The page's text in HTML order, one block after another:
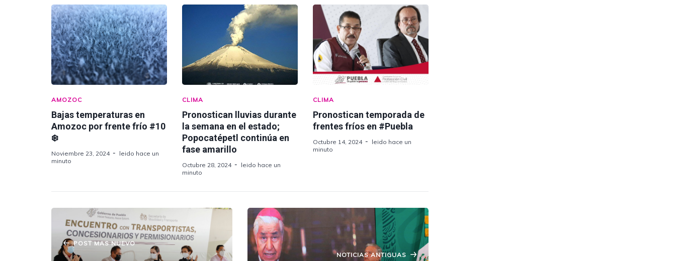
AMOZOC
Bajas temperaturas en
Amozoc por frente frío #10
❄️
Noviembre 23, 2024
leido hace un
minuto
CLIMA
Pronostican lluvias durante
la semana en el estado;
Popocatépetl continúa en
fase amarillo
Octubre 28, 2024
leido hace un
minuto
CLIMA
Pronostican temporada de
frentes fríos en #Puebla
Octubre 14, 2024
leido hace un
minuto
POST MAS NUEVO
NOTICIAS ANTIGUAS